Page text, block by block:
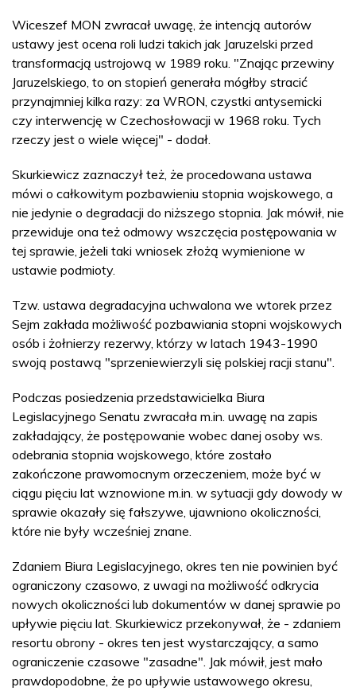
Wiceszef MON zwracał uwagę, że intencją autorów
ustawy jest ocena roli ludzi takich jak Jaruzelski przed
transformacją ustrojową w 1989 roku. "Znając przewiny
Jaruzelskiego, to on stopień generała mógłby stracić
przynajmniej kilka razy: za WRON, czystki antysemicki
czy interwencję w Czechosłowacji w 1968 roku. Tych
rzeczy jest o wiele więcej" - dodał.
Skurkiewicz zaznaczył też, że procedowana ustawa
mówi o całkowitym pozbawieniu stopnia wojskowego, a
nie jedynie o degradacji do niższego stopnia. Jak mówił, nie
przewiduje ona też odmowy wszczęcia postępowania w
tej sprawie, jeżeli taki wniosek złożą wymienione w
ustawie podmioty.
Tzw. ustawa degradacyjna uchwalona we wtorek przez
Sejm zakłada możliwość pozbawiania stopni wojskowych
osób i żołnierzy rezerwy, którzy w latach 1943-1990
swoją postawą "sprzeniewierzyli się polskiej racji stanu".
Podczas posiedzenia przedstawicielka Biura
Legislacyjnego Senatu zwracała m.in. uwagę na zapis
zakładający, że postępowanie wobec danej osoby ws.
odebrania stopnia wojskowego, które zostało
zakończone prawomocnym orzeczeniem, może być w
ciągu pięciu lat wznowione m.in. w sytuacji gdy dowody w
sprawie okazały się fałszywe, ujawniono okoliczności,
które nie były wcześniej znane.
Zdaniem Biura Legislacyjnego, okres ten nie powinien być
ograniczony czasowo, z uwagi na możliwość odkrycia
nowych okoliczności lub dokumentów w danej sprawie po
upływie pięciu lat. Skurkiewicz przekonywał, że - zdaniem
resortu obrony - okres ten jest wystarczający, a samo
ograniczenie czasowe "zasadne". Jak mówił, jest mało
prawdopodobne, że po upływie ustawowego okresu,